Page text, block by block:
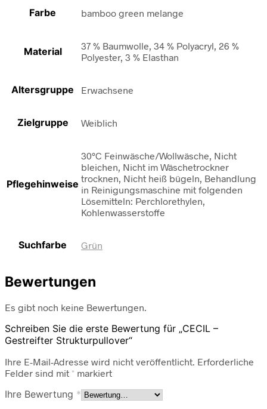
Farbe bamboo green melange
Material
37 % Baumwolle, 34 % Polyacryl, 26 %
Polyester, 3 % Elasthan
Altersgruppe Erwachsene
Zielgruppe Weiblich
Pflegehinweise
30°C Feinwäsche/Wollwäsche, Nicht
bleichen, Nicht im Wäschetrockner
trocknen, Nicht heiß bügeln, Behandlung
in Reinigungsmaschine mit folgenden
Lösemitteln: Perchlorethylen,
Kohlenwasserstoffe
Suchfarbe Grün
Bewertungen
Es gibt noch keine Bewertungen.
Schreiben Sie die erste Bewertung für „CECIL –
Gestreifter Strukturpullover“
Ihre E-Mail-Adresse wird nicht veröffentlicht. Erforderliche
Felder sind mit * markiert
Ihre Bewertung *